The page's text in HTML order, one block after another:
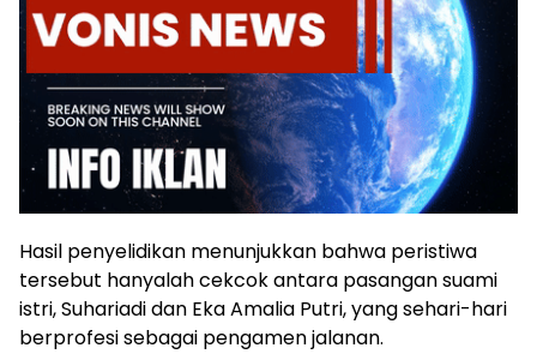
Hasil penyelidikan menunjukkan bahwa peristiwa
tersebut hanyalah cekcok antara pasangan suami
istri, Suhariadi dan Eka Amalia Putri, yang sehari-hari
berprofesi sebagai pengamen jalanan.